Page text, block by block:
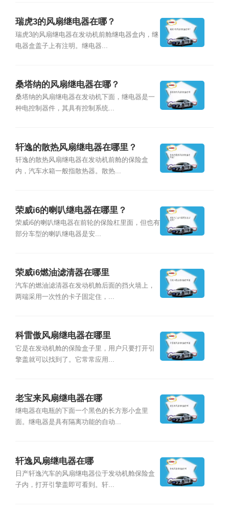
瑞虎3的风扇继电器在哪？
瑞虎3的风扇继电器在发动机前舱继电器盒内，继
电器盒盖子上有注明。继电器...
桑塔纳的风扇继电器在哪？
桑塔纳的风扇继电器在发动机下面，继电器是一
种电控制器件，其具有控制系统...
轩逸的散热风扇继电器在哪里？
轩逸的散热风扇继电器在发动机前舱的保险盒
内，汽车水箱一般指散热器。散热...
荣威i6的喇叭继电器在哪里？
荣威i6的喇叭继电器在前轮的保险杠里面，但也有
部分车型的喇叭继电器是安...
荣威i6燃油滤清器在哪里
汽车的燃油滤清器在发动机舱后面的挡火墙上，
两端采用一次性的卡子固定住，...
科雷傲风扇继电器在哪里
它是在发动机舱的保险盒子里，用户只要打开引
擎盖就可以找到了。它常常应用...
老宝来风扇继电器在哪
继电器在电瓶的下面一个黑色的长方形小盒里
面。继电器是具有隔离功能的自动...
轩逸风扇继电器在哪
日产轩逸汽车的风扇继电器位于发动机舱保险盒
子内，打开引擎盖即可看到。轩...